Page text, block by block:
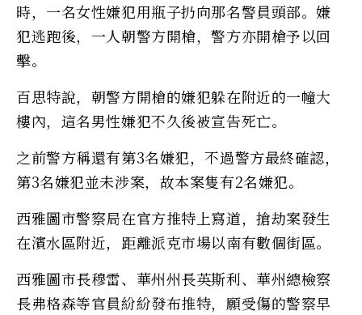
時，一名女性嫌犯用瓶子扔向那名警員頭部。嫌
犯逃跑後，一人朝警方開槍，警方亦開槍予以回
擊。
百思特說，朝警方開槍的嫌犯躲在附近的一幢大
樓內，這名男性嫌犯不久後被宣告死亡。
之前警方稱還有第3名嫌犯，不過警方最終確認，
第3名嫌犯並未涉案，故本案隻有2名嫌犯。
西雅圖市警察局在官方推特上寫道，搶劫案發生
在濱水區附近，距離派克市場以南有數個街區。
西雅圖市長穆雷、華州州長英斯利、華州總檢察
長弗格森等官員紛紛發布推特，願受傷的警察早